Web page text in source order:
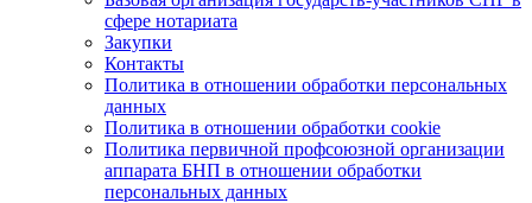
сфере нотариата
Закупки
Контакты
Политика в отношении обработки персональных
данных
Политика в отношении обработки cookie
Политика первичной профсоюзной организации
аппарата БНП в отношении обработки
персональных данных